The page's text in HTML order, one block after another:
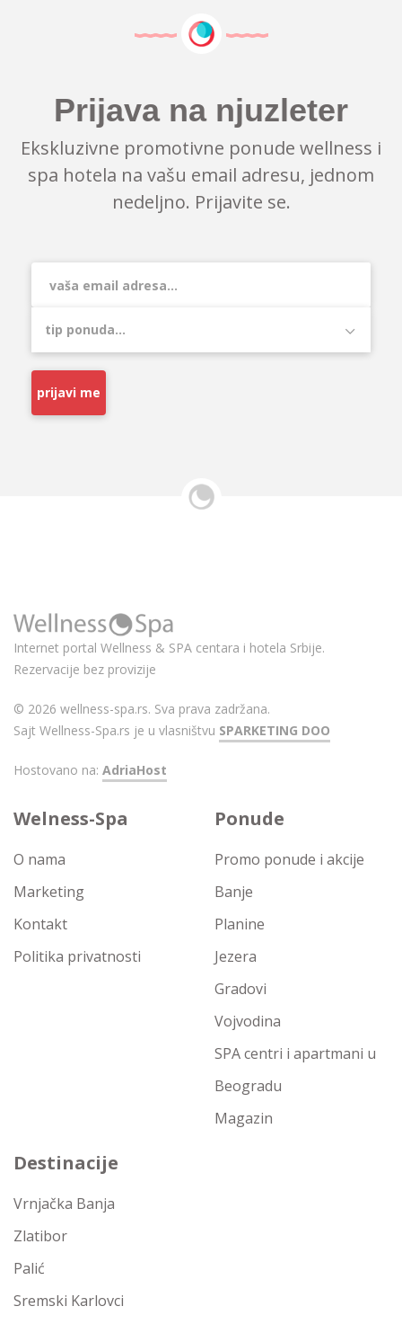
Prijava na njuzleter
Ekskluzivne promotivne ponude wellness i
spa hotela na vašu email adresu, jednom
nedeljno. Prijavite se.
prijavi me
Internet portal Wellness & SPA centara i hotela Srbije.
Rezervacije bez provizije
© 2026 wellness-spa.rs. Sva prava zadržana.
Sajt Wellness-Spa.rs je u vlasništvu SPARKETING DOO
Hostovano na: AdriaHost
Welness-Spa
O nama
Marketing
Kontakt
Politika privatnosti
Ponude
Promo ponude i akcije
Banje
Planine
Jezera
Gradovi
Vojvodina
SPA centri i apartmani u
Beogradu
Magazin
Destinacije
Vrnjačka Banja
Zlatibor
Palić
Sremski Karlovci